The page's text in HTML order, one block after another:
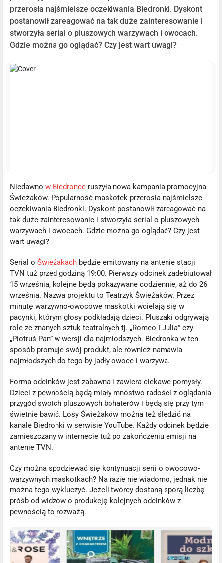
przerosła najśmielsze oczekiwania Biedronki. Dyskont
postanowił zareagować na tak duże zainteresowanie i
stworzyła serial o pluszowych warzywach i owocach.
Gdzie można go oglądać? Czy jest wart uwagi?
Niedawnow Biedronce ruszyła nowa kampania promocyjna
Świeżaków. Popularność maskotek przerosła najśmielsze
oczekiwania Biedronki. Dyskont postanowił zareagować na
tak duże zainteresowanie i stworzyła serial o pluszowych
warzywach i owocach. Gdzie można go oglądać? Czy jest
wart uwagi?
Serial oŚwieżakach będzie emitowany na antenie stacji
TVN tuż przed godziną 19:00. Pierwszy odcinek zadebiutował
15 września, kolejne będą pokazywane codziennie, aż do 26
września. Nazwa projektu to Teatrzyk Świeżaków. Przez
minutę warzywno-owocowe maskotki wcielają się w
pacynki, którym głosy podkładają dzieci. Pluszaki odgrywają
role ze znanych sztuk teatralnych tj. „Romeo I Julia” czy
„Piotruś Pan” w wersji dla najmłodszych. Biedronka w ten
sposób promuje swój produkt, ale również namawia
najmłodszych do tego by jadły owoce i warzywa.
Forma odcinków jest zabawna i zawiera ciekawe pomysły.
Dzieci z pewnością będą miały mnóstwo radości z oglądania
przygód swoich pluszowych bohaterów i będą się przy tym
świetnie bawić. Losy Świeżaków można też śledzić na
kanale Biedronki w serwisie YouTube. Każdy odcinek będzie
zamieszczany w internecie tuż po zakończeniu emisji na
antenie TVN.
Czy można spodziewać się kontynuacji serii o owocowo-
warzywnych maskotkach? Na razie nie wiadomo, jednak nie
można tego wykluczyć. Jeżeli twórcy dostaną sporą liczbę
próśb od widzów o produkcję kolejnych odcinków z
pewnością to rozważą.